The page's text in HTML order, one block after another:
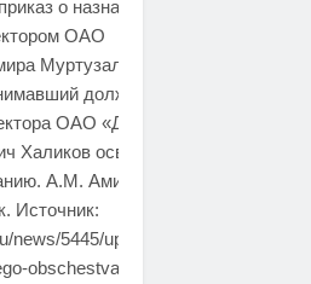
о назначении
ОАО
Муртузалиевича
должность
ОАО «Дагэнергосеть»
Халиков освобожден по
А.М. Амиров доктор
Источник:
news/5445/upravlyayuschim-
obschestva-mrsk-